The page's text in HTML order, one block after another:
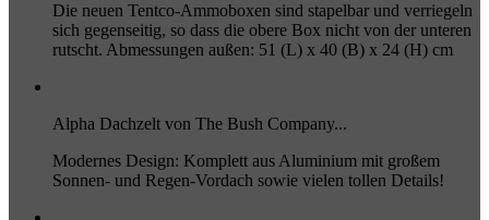
Die neuen Tentco-Ammoboxen sind stapelbar und verriegeln
sich gegenseitig, so dass die obere Box nicht von der unteren
rutscht. Abmessungen außen: 51 (L) x 40 (B) x 24 (H) cm
Alpha Dachzelt von The Bush Company...
Modernes Design: Komplett aus Aluminium mit großem
Sonnen- und Regen-Vordach sowie vielen tollen Details!